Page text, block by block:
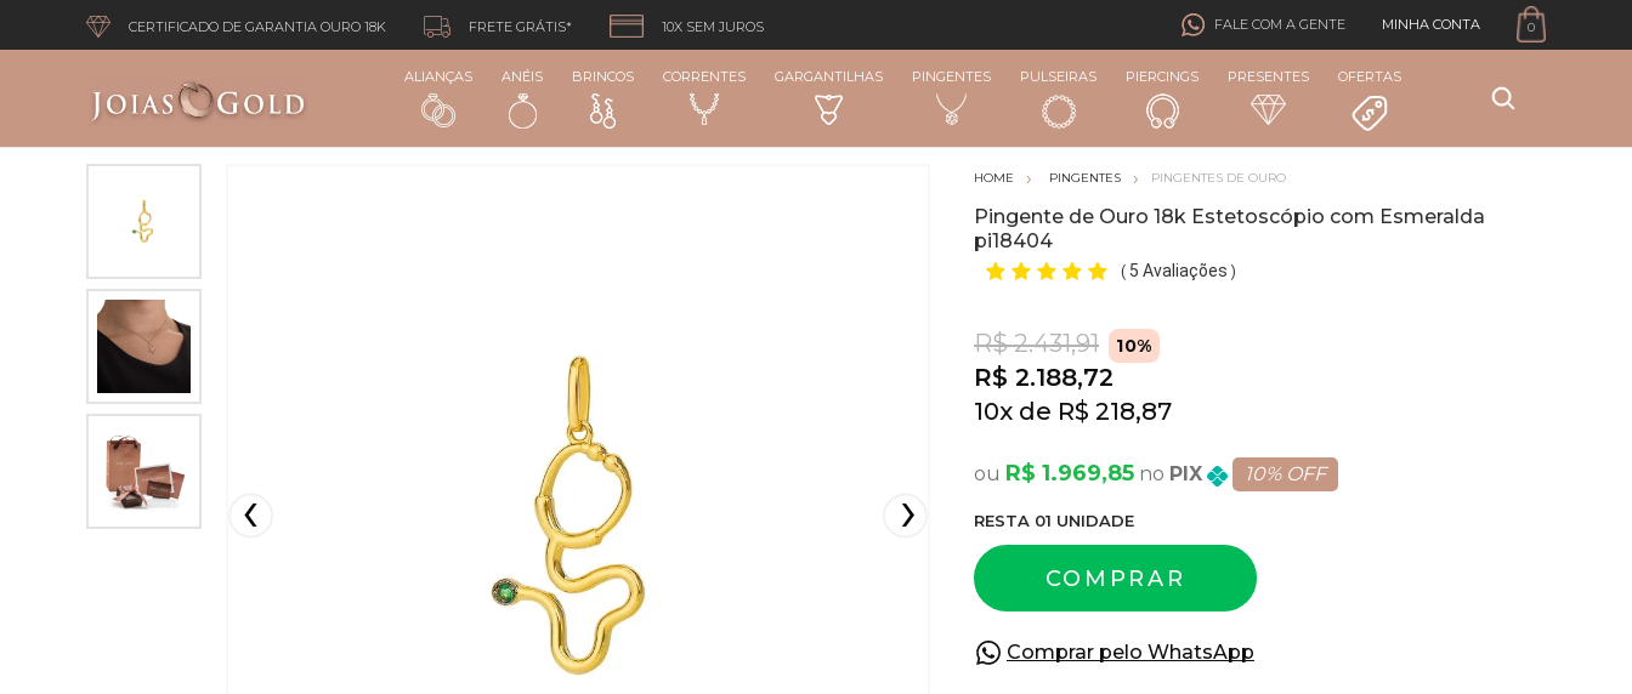
CERTIFICADO DE GARANTIA OURO 18K FRETE GRÁTIS* 10X SEM JUROS FALE COM A GENTE MINHA CONTA 0
ALIANÇAS ANÉIS BRINCOS CORRENTES GARGANTILHAS PINGENTES PULSEIRAS PIERCINGS PRESENTES OFERTAS
PINGENTES PINGENTES DE OURO
Pingente de Ouro 18k Estetoscópio com Esmeralda
pi18404
( 5 Avaliações )
R$ 2.431,91 10%
R$ 2.188,72
10x R$ 218,87
R$ 1.969,85 PIX 10% OFF
RESTA 01 UNIDADE
COMPRAR
Comprar pelo WhatsApp